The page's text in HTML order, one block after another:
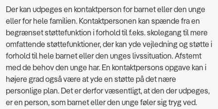
Der kan udpeges en kontaktperson for barnet eller den unge
eller for hele familien. Kontaktpersonen kan spænde fra en
begrænset støttefunktion i forhold til f.eks. skolegang til mere
omfattende støttefunktioner, der kan yde vejledning og støtte i
forhold til hele barnet eller den unges livssituation. Afstemt
med de behov den unge har. En kontaktpersons opgave kan i
højere grad også være at yde en støtte på det nære
personlige plan. Det er derfor væsentligt, at den der udpeges,
er en person, som barnet eller den unge føler sig tryg ved.